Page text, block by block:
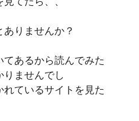
りませんか？
あるから読んでみた
りませんでし
ているサイトを見た